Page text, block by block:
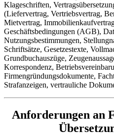
Klageschriften,
(Liefervertrag, Vertriebsvertrag,
Mietvertrag,
Geschäftsbedingungen (AGB),
Nutzungsbestimmungen,
Schriftsätze, Gesetzestexte,
Grundbuchauszüge,
Korrespondenz,
Firmengründungsdokumente,
Strafanzeigen, vertrauliche
Anforderungen an